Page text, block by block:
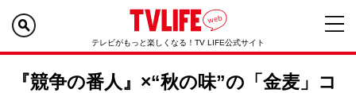
テレビがもっと楽しくなる！TV LIFE公式サイト
『競争の番人』×“秋の味”の「金麦」コ